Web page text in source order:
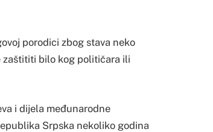
porodici zbog stava neko
zaštititi bilo kog političara ili
i dijela međunarodne
Srpska nekoliko godina